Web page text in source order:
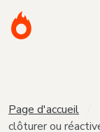
Page d'accueil
clôturer ou